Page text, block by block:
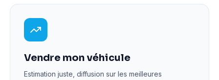
Vendre mon véhicule
Estimation juste, diffusion sur les meilleures